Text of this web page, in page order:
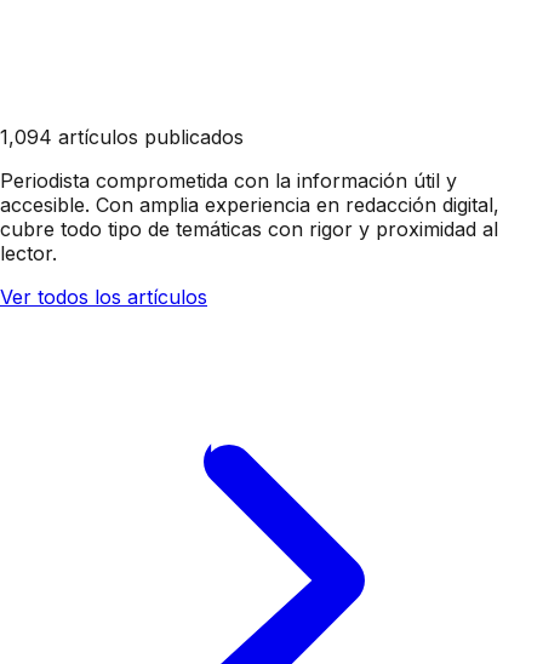
1,094 artículos publicados
Periodista comprometida con la información útil y
accesible. Con amplia experiencia en redacción digital,
cubre todo tipo de temáticas con rigor y proximidad al
lector.
Ver todos los artículos